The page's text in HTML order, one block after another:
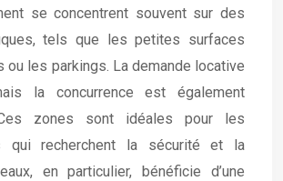
se concentrent souvent sur des
tels que les petites surfaces
ou les parkings. La demande locative
la concurrence est également
zones sont idéales pour les
qui recherchent la sécurité et la
en particulier, bénéficie d’une